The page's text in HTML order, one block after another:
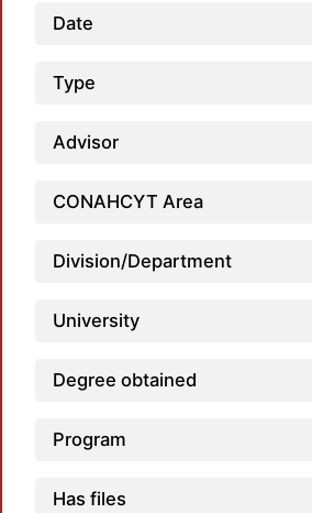
Date
Type
Advisor
CONAHCYT Area
Division/Department
University
Degree obtained
Program
Has files